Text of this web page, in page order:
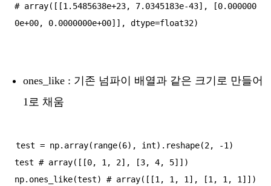
# array([[1.5485638e+23, 7.0345183e-43], [0.000000
ones_like : 기존 넘파이 배열과 같은 크기로 만들어
1로 채움
test = np.array(range(6), int).reshape(2, -1)
test # array([[0, 1, 2], [3, 4, 5]])